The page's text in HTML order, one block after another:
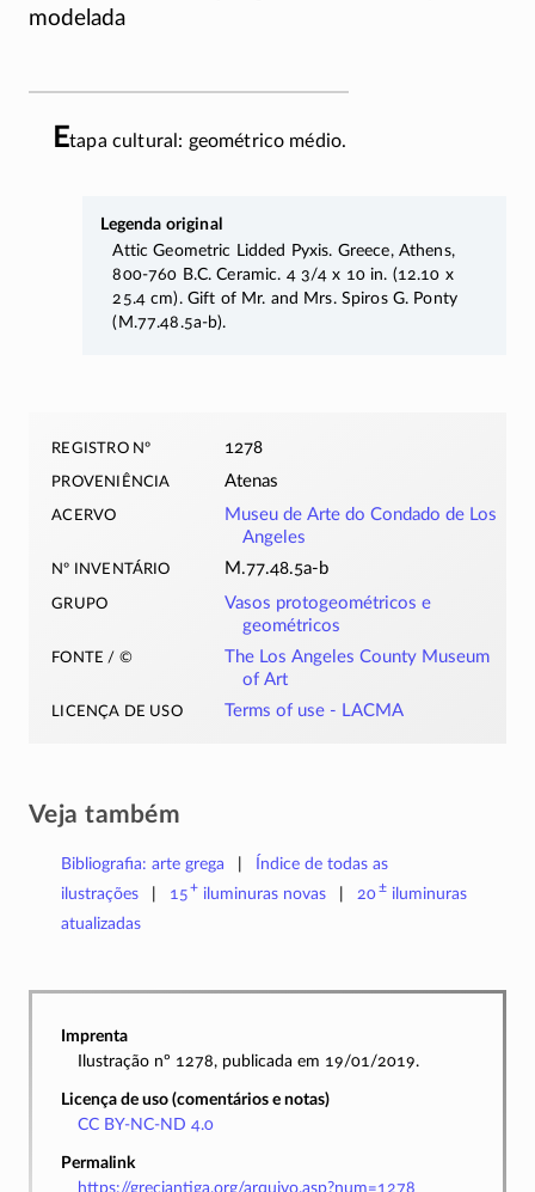
modelada
Etapa cultural: geométrico médio.
Legenda original
Attic Geometric Lidded Pyxis. Greece, Athens,
800-760 B.C. Ceramic. 4 3/4 x 10 in. (12.10 x
25.4 cm). Gift of Mr. and Mrs. Spiros G. Ponty
(M.77.48.5a-b).
registro nº 1278
proveniência Atenas
acervo
Museu de Arte do Condado de Los
Angeles
nº inventário M.77.48.5a-b
grupo
Vasos protogeométricos e
geométricos
fonte / ©
The Los Angeles County Museum
of Art
licença de uso Terms of use - LACMA
Veja também
Bibliografia: arte grega
Índice de todas as
ilustrações
15+ iluminuras novas 20±iluminuras
atualizadas
Imprenta
Ilustração nº 1278, publicada em 19/01/2019.
Licença de uso (comentários e notas)
CC BY-NC-ND 4.0
Permalink
https://greciantiga.org/arquivo.asp?num=1278